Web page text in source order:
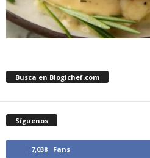
Busca en Blogichef.com
Síguenos
7,038 Fans